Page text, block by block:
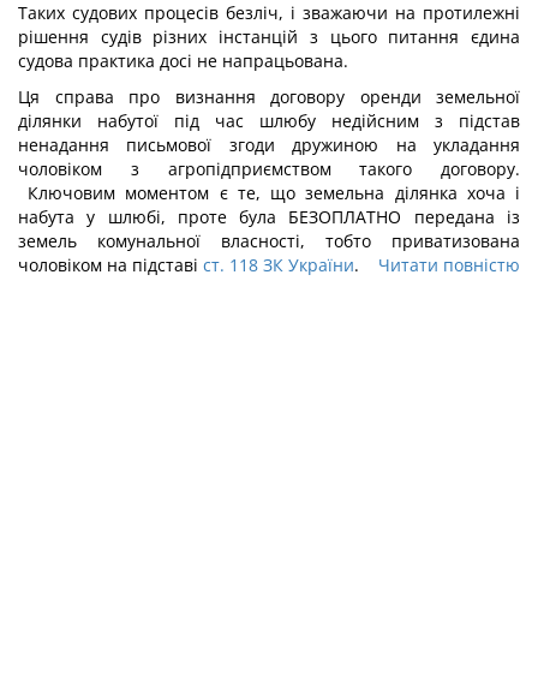
Таких судових процесів безліч, і зважаючи на протилежні
рішення судів різних інстанцій з цього питання єдина
судова практика досі не напрацьована.
Ця справа про визнання договору оренди земельної
ділянки набутої під час шлюбу недійсним з підстав
ненадання письмової згоди дружиною на укладання
чоловіком з агропідприємством такого договору.
Ключовим моментом є те, що земельна ділянка хоча і
набута у шлюбі, проте була БЕЗОПЛАТНО передана із
земель комунальної власності, тобто приватизована
чоловіком на підставі ст. 118 ЗК України. Читати повністю